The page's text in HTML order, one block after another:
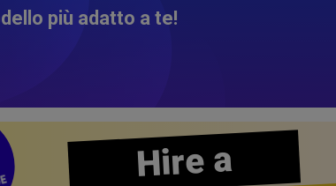
più adatto a te!
Hire a